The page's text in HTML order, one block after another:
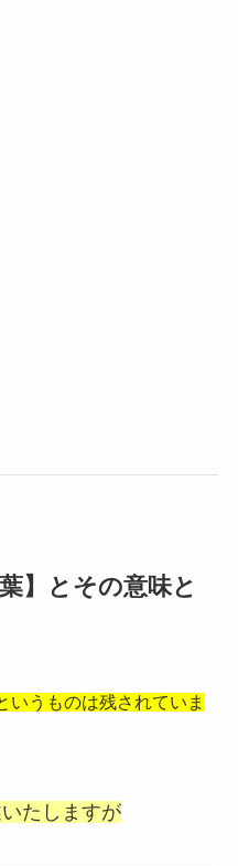
】とその意味と
いうものは残されていま
たしますが